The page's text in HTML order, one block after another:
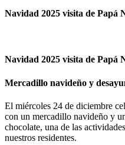
Navidad 2025 visita de Papá
Navidad 2025 visita de Papá
Mercadillo navideño y
El miércoles 24 de diciembre
con un mercadillo navideño y
chocolate, una de las
nuestros residentes.